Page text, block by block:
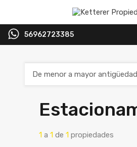
56962723385
1 a 1 de 1 propiedades
De menor a mayor antigüedad